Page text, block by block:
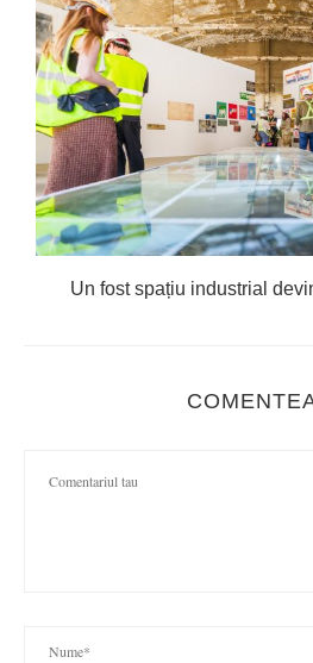
Un fost spațiu industrial